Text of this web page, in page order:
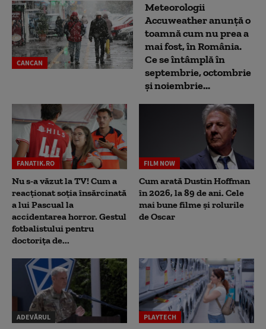
CANCAN
Meteorologii
Accuweather anunță o
toamnă cum nu prea a
mai fost, în România.
Ce se întâmplă în
septembrie, octombrie
și noiembrie...
FANATIK.RO
Nu s-a văzut la TV! Cum a
reacţionat soţia însărcinată
a lui Pascual la
accidentarea horror. Gestul
fotbalistului pentru
doctoriţa de...
FILM NOW
Cum arată Dustin Hoffman
în 2026, la 89 de ani. Cele
mai bune filme și rolurile
de Oscar
ADEVĂRUL PLAYTECH